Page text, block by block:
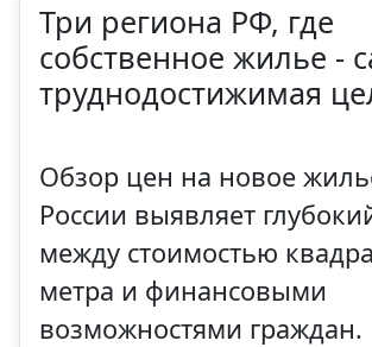
Три региона РФ, где
собственное жилье -
труднодостижимая
Обзор цен на новое
России выявляет
между стоимостью
метра и финансовыми
возможностями граждан.